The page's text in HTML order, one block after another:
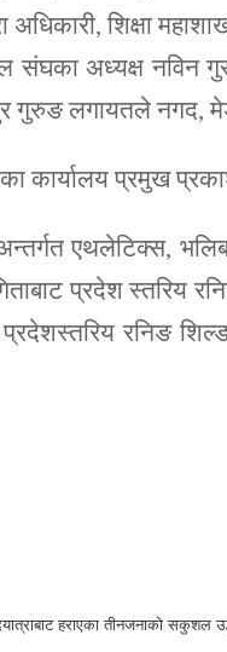
अधिकारी, शिक्षा
संघका अध्यक्ष
गुरुङ लगायतले नगद,
कार्यालय प्रमुख
अन्तर्गत एथलेटिक्स,
प्रदेश स्तरिय
रनिङ